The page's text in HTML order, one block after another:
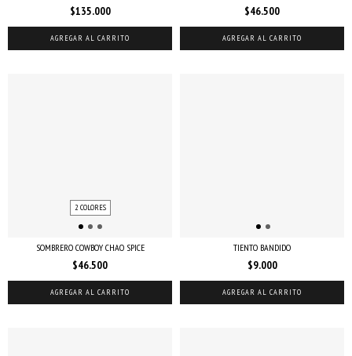
$135.000
AGREGAR AL CARRITO
$46.500
AGREGAR AL CARRITO
2 COLORES
SOMBRERO COWBOY CHAO SPICE
$46.500
AGREGAR AL CARRITO
TIENTO BANDIDO
$9.000
AGREGAR AL CARRITO